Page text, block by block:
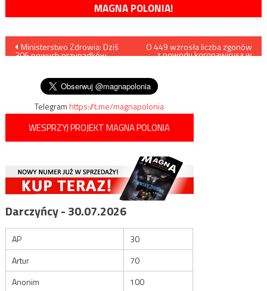
MAGNA POLONIA!
Nawigacja
wpisu
Ministerstwo Zdrowia: Dziś
306 nowych przypadków
O 449 wzrosła liczba zgonów
z powodu koronawirusa w
Telegramhttps://t.me/magnapolonia
WESPRZYJ PROJEKT MAGNA POLONIA
Darczyńcy - 30.07.2026
AP
30
Artur
70
Anonim
100